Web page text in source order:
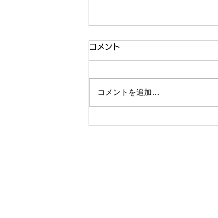
令和8年 あゆ解禁のお知らせ
コメント
コメントを追加…